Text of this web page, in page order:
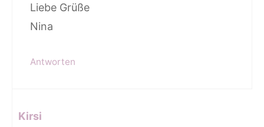
Liebe Grüße
Nina
Antworten
Kirsi